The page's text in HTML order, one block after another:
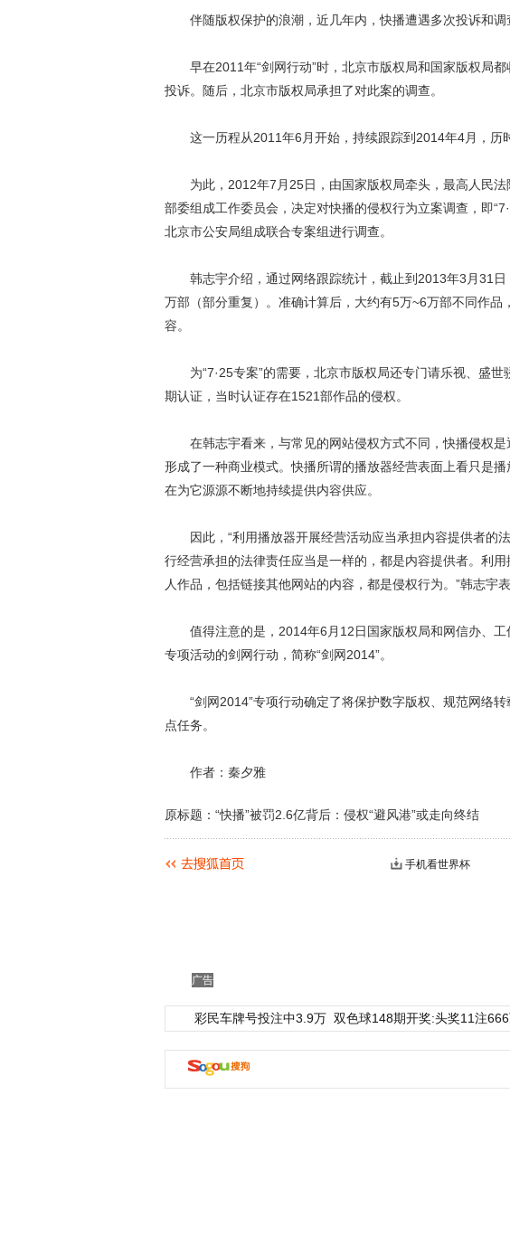
伴随版权保护的浪潮，近几年内，快播遭遇多次投诉和调
早在2011年“剑网行动”时，北京市版权局和国家版权局都
投诉。随后，北京市版权局承担了对此案的调查。
这一历程从2011年6月开始，持续跟踪到2014年4月，历时
为此，2012年7月25日，由国家版权局牵头，最高人民法
部委组成工作委员会，决定对快播的侵权行为立案调查，即
北京市公安局组成联合专案组进行调查。
韩志宇介绍，通过网络跟踪统计，截止到2013年3月31日
万部（部分重复）。准确计算后，大约有5万~6万部不同作品
容。
为“7·25专案”的需要，北京市版权局还专门请乐视、盛世
期认证，当时认证存在1521部作品的侵权。
在韩志宇看来，与常见的网站侵权方式不同，快播侵权是
形成了一种商业模式。快播所谓的播放器经营表面上看只是
在为它源源不断地持续提供内容供应。
因此，“利用播放器开展经营活动应当承担内容提供者的
行经营承担的法律责任应当是一样的，都是内容提供者。利
人作品，包括链接其他网站的内容，都是侵权行为。”韩志宇表
值得注意的是，2014年6月12日国家版权局和网信办、工
专项活动的剑网行动，简称“剑网2014”。
“剑网2014”专项行动确定了将保护数字版权、规范网络转
点任务。
作者：秦夕雅
原标题：“快播”被罚2.6亿背后：侵权“避风港”或走向终结
手机看世界杯
广告
彩民车牌号投注中3.9万 双色球148期开奖:头奖11注